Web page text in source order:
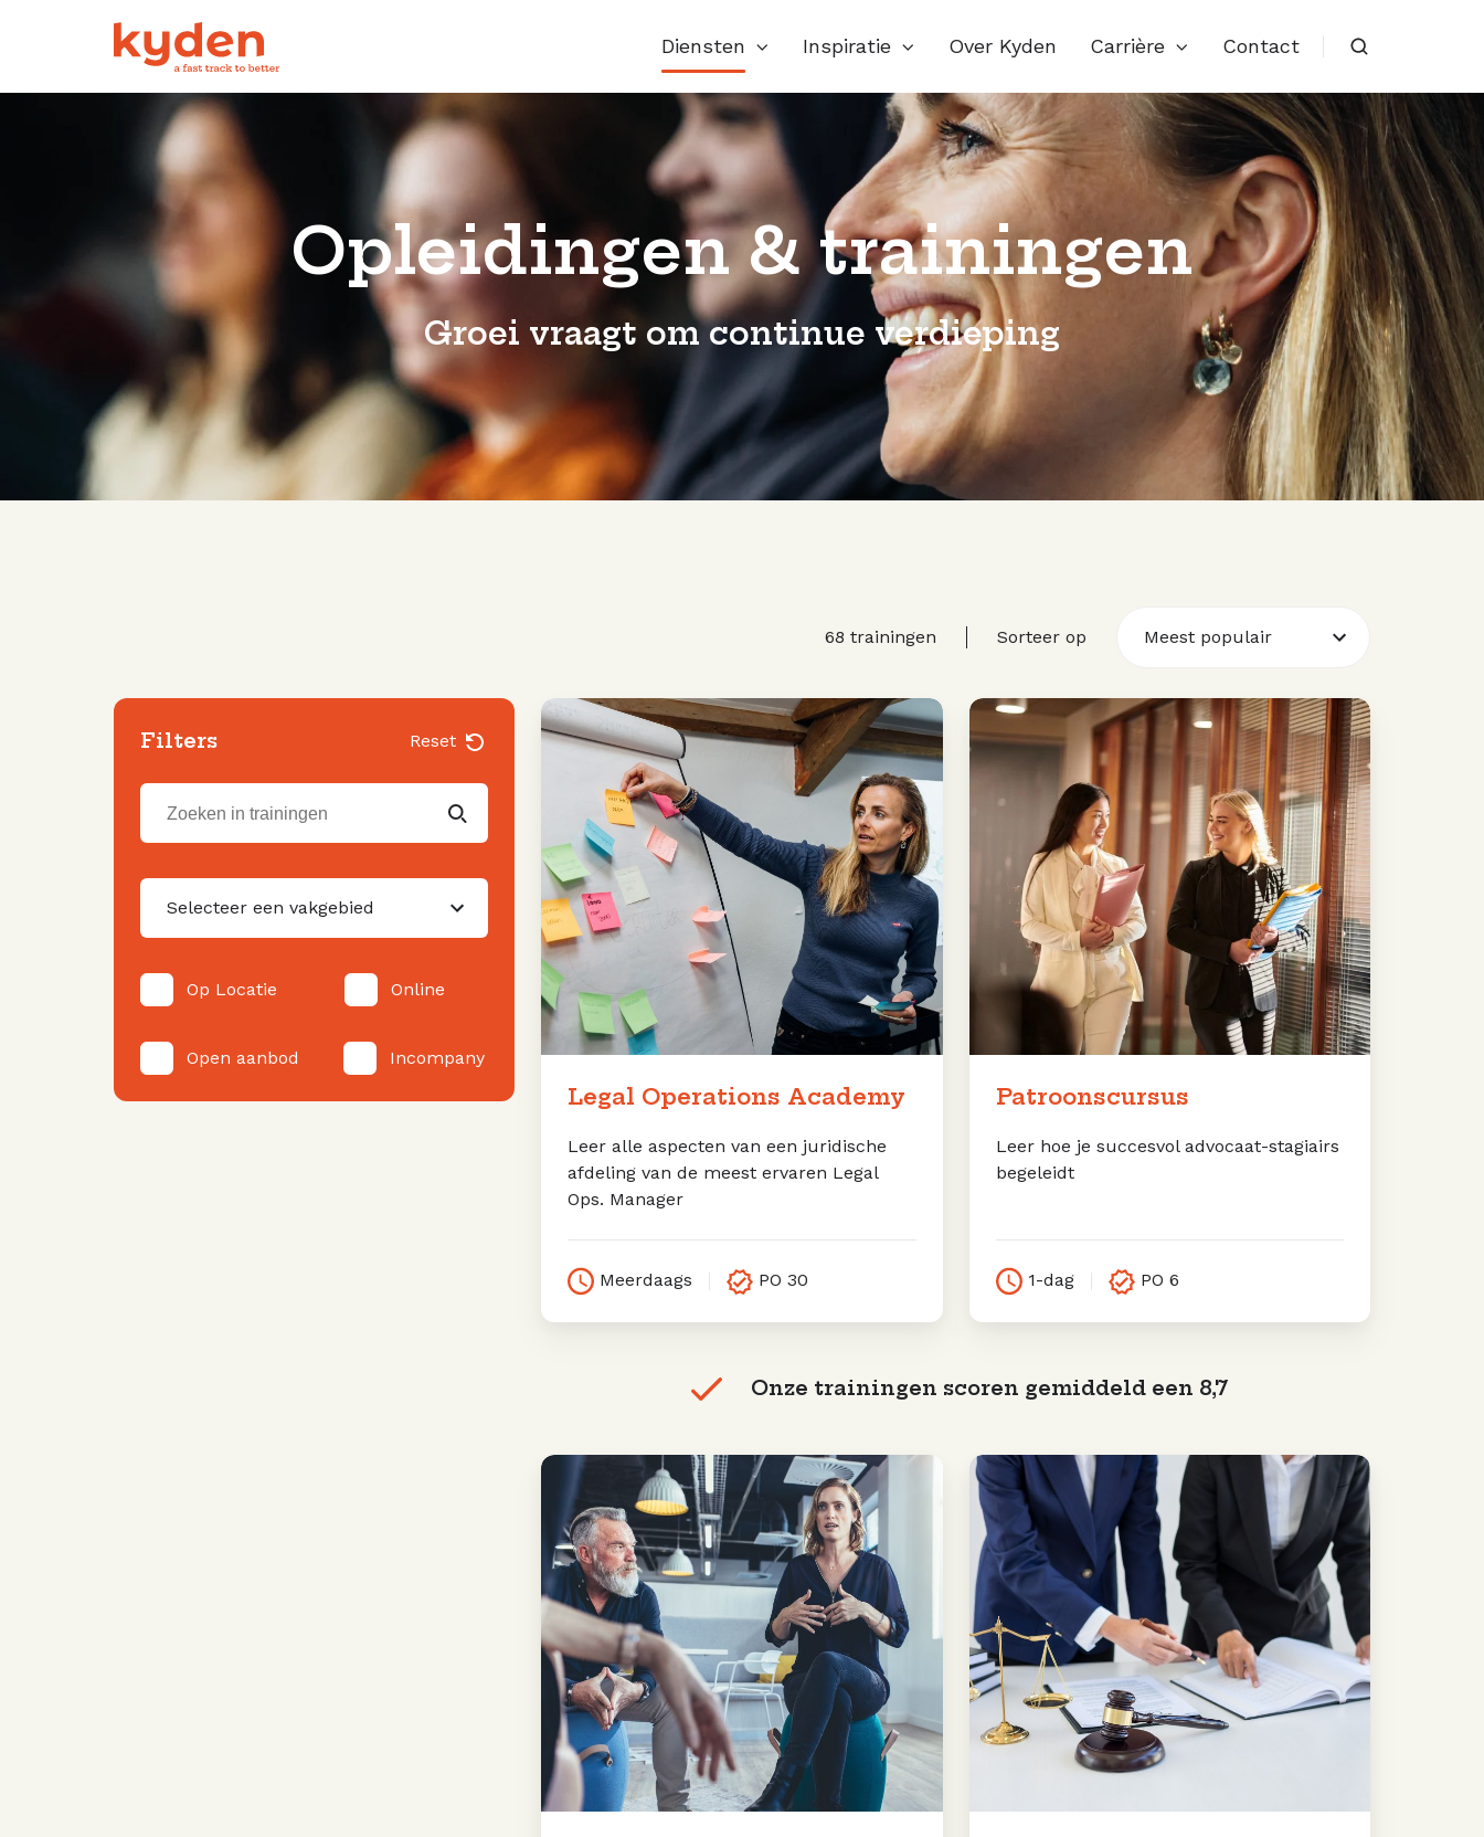
Diensten Inspiratie Over Kyden Carrière Contact
Opleidingen & trainingen
Groei vraagt om continue verdieping
68 trainingen Sorteer op Meest populair
Filters Reset
Selecteer een vakgebied
Op Locatie Online
Open aanbod Incompany
Legal
Operations
Academy
Legal Operations Academy
Leer alle aspecten van een juridische
afdeling van de meest ervaren Legal
Ops. Manager
Meerdaags PO 30
Patroonscursus
Patroonscursus
Leer hoe je succesvol advocaat-stagiairs
begeleidt
1-dag PO 6
Onze trainingen scoren gemiddeld een 8,7
Gespreksleider
intervisie
opleiding
(2-
daags)
Opfris
Patroonscursus